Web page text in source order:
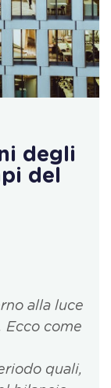
degli
del
alla luce
come
quali,